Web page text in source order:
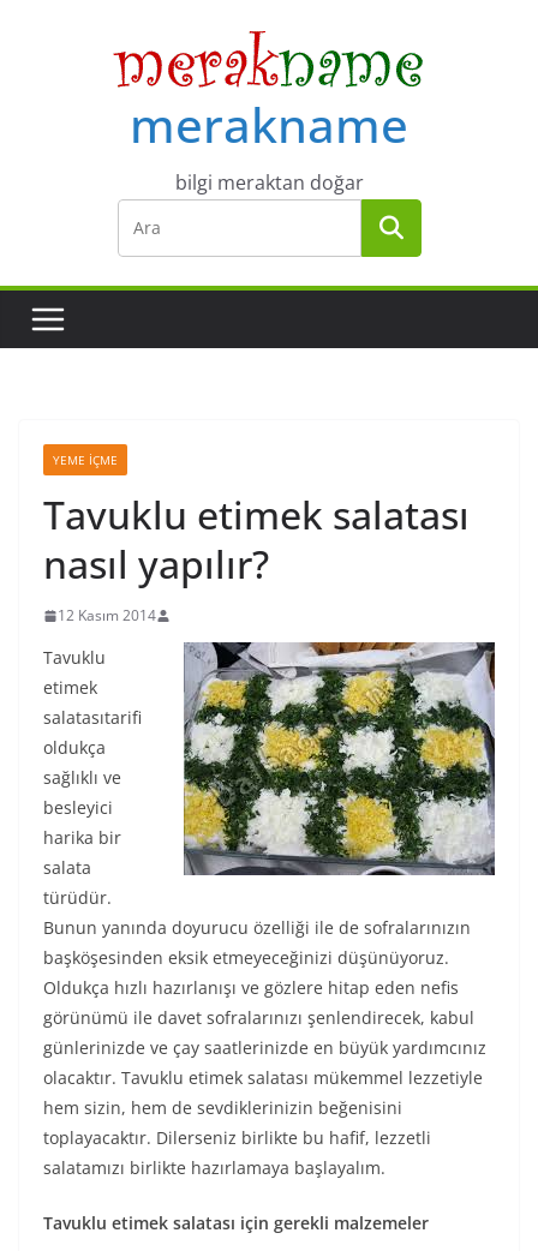
merakname
bilgi meraktan doğar
YEME İÇME
Tavuklu etimek salatası
nasıl yapılır?
12 Kasım 2014
Tavuklu
etimek
salatasıtarifi
oldukça
sağlıklı ve
besleyici
harika bir
salata
türüdür.
Bunun yanında doyurucu özelliği ile de sofralarınızın
başköşesinden eksik etmeyeceğinizi düşünüyoruz.
Oldukça hızlı hazırlanışı ve gözlere hitap eden nefis
görünümü ile davet sofralarınızı şenlendirecek, kabul
günlerinizde ve çay saatlerinizde en büyük yardımcınız
olacaktır. Tavuklu etimek salatası mükemmel lezzetiyle
hem sizin, hem de sevdiklerinizin beğenisini
toplayacaktır. Dilerseniz birlikte bu hafif, lezzetli
salatamızı birlikte hazırlamaya başlayalım.
Tavuklu etimek salatası için gerekli malzemeler